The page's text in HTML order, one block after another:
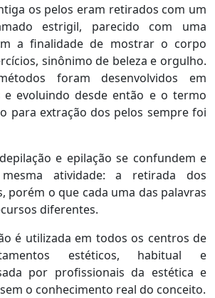
os pelos eram retirados com um
estrigil, parecido com uma
a finalidade de mostrar o corpo
sinônimo de beleza e orgulho.
foram desenvolvidos em
e evoluindo desde então e o termo
para extração dos pelos sempre foi
e epilação se confundem e
atividade: a retirada dos
porém o que cada uma das palavras
diferentes.
é utilizada em todos os centros de
estéticos, habitual e
por profissionais da estética e
o conhecimento real do conceito.